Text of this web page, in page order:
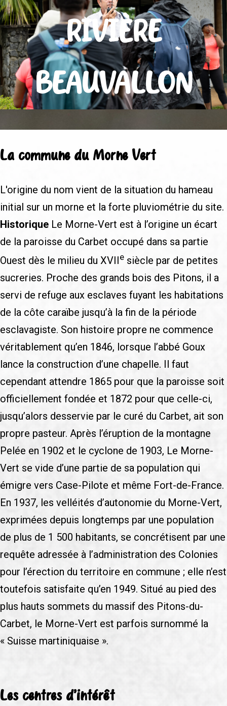
RIVIÈRE
BEAUVALLON
La commune du Morne Vert
L'origine du nom vient de la situation du hameau
initial sur un morne et la forte pluviométrie du site.
Historique Le Morne-Vert est à l’origine un écart
de la paroisse du Carbet occupé dans sa partie
Ouest dès le milieu du XVIIe siècle par de petites
sucreries. Proche des grands bois des Pitons, il a
servi de refuge aux esclaves fuyant les habitations
de la côte caraïbe jusqu’à la fin de la période
esclavagiste. Son histoire propre ne commence
véritablement qu’en 1846, lorsque l’abbé Goux
lance la construction d’une chapelle. Il faut
cependant attendre 1865 pour que la paroisse soit
officiellement fondée et 1872 pour que celle-ci,
jusqu’alors desservie par le curé du Carbet, ait son
propre pasteur. Après l’éruption de la montagne
Pelée en 1902 et le cyclone de 1903, Le Morne-
Vert se vide d’une partie de sa population qui
émigre vers Case-Pilote et même Fort-de-France.
En 1937, les velléités d’autonomie du Morne-Vert,
exprimées depuis longtemps par une population
de plus de 1 500 habitants, se concrétisent par une
requête adressée à l’administration des Colonies
pour l’érection du territoire en commune ; elle n’est
toutefois satisfaite qu’en 1949. Situé au pied des
plus hauts sommets du massif des Pitons-du-
Carbet, le Morne-Vert est parfois surnommé la
« Suisse martiniquaise ».
Les centres d’intérêt